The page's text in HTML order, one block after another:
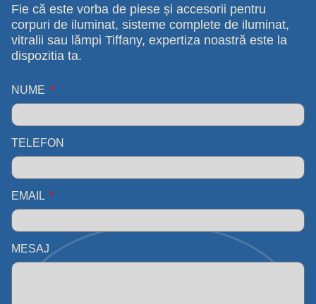
Fie că este vorba de piese și accesorii pentru
corpuri de iluminat, sisteme complete de iluminat,
vitralii sau lămpi Tiffany, expertiza noastră este la
dispozitia ta.
NUME
TELEFON
EMAIL
MESAJ